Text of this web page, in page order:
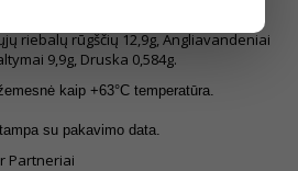
Energinė vertė 1936,19kJ/462,4kcal.
riebalų rūgščių 12,9g, Angliavandeniai
9,9g, Druska 0,584g.
kaip +63°C temperatūra.
su pakavimo data.
Partneriai